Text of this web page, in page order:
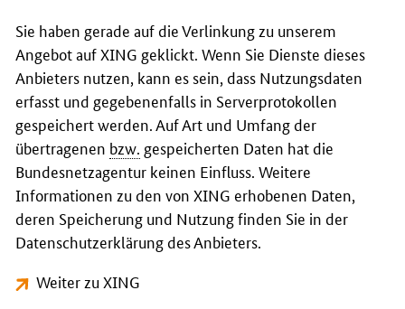
Sie haben gerade auf die Verlinkung zu unserem
Angebot auf XING geklickt. Wenn Sie Dienste dieses
Anbieters nutzen, kann es sein, dass Nutzungsdaten
erfasst und gegebenenfalls in Serverprotokollen
gespeichert werden. Auf Art und Umfang der
übertragenen bzw. gespeicherten Daten hat die
Bundesnetzagentur keinen Einfluss. Weitere
Informationen zu den von XING erhobenen Daten,
deren Speicherung und Nutzung finden Sie in der
Datenschutzerklärung des Anbieters.
Weiter zu XING